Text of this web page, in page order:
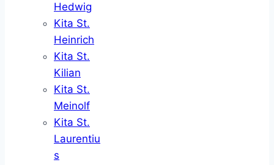
Hedwig
Kita St.
Heinrich
Kita St.
Kilian
Kita St.
Meinolf
Kita St.
Laurentiu
s